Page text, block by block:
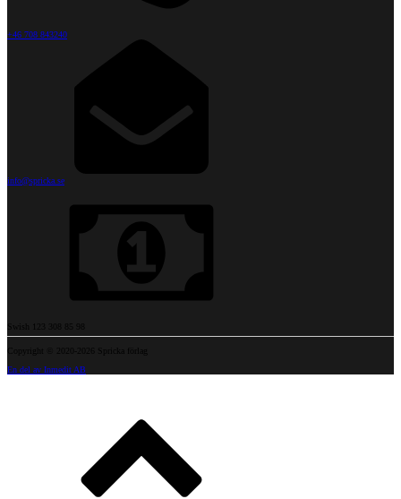
+46 708 843240
info@spricka.se
Swish 123 308 85 98
Copyright © 2020-2026 Spricka förlag
En del av Inmedit AB